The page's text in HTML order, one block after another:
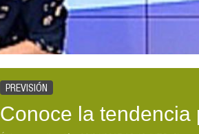
PREVISIÓN
Conoce la tendencia